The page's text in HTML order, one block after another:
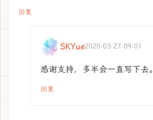
回复
SKYue2020-03-27 09:01
感谢支持，多半会一直写下去。
回复